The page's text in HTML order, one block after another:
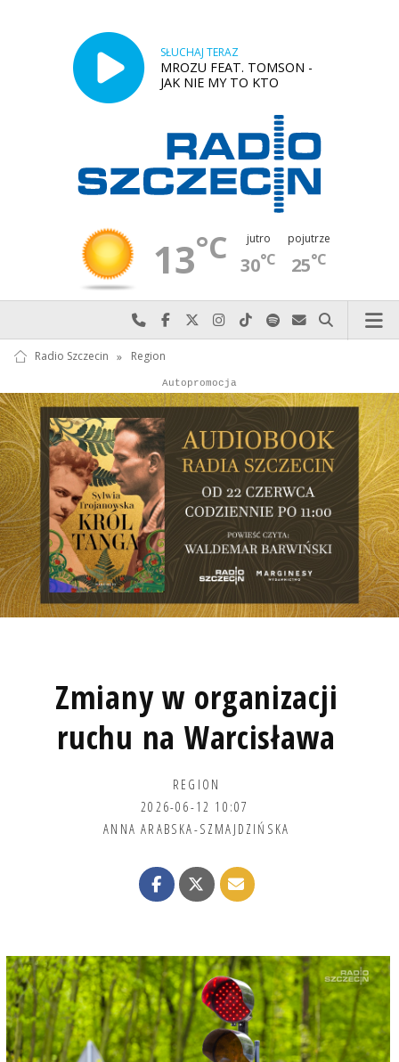
SŁUCHAJ TERAZ
MROZU FEAT. TOMSON -
JAK NIE MY TO KTO
13°C jutro
30°C
pojutrze
25°C
Najlepiej po prostu do nas zadzwoń
Odwiedź nas na Facebook-u
Odwiedź nas na X
Odwiedź nas na Instagram-ie
Odwiedź nas na TikTok-u
Szukaj nas na Spotify
Wyślij do nas
Szukaj
Radio Szczecin » Region
Autopromocja
Autopromocja
Reklama
Zmiany w organizacji
ruchu na Warcisława
REGION
2026-06-12 10:07
ANNA ARABSKA-SZMAJDZIŃSKA